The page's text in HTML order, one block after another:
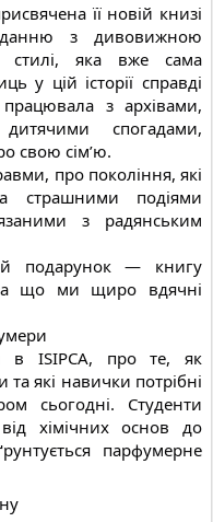
її новій книзі
з дивовижною
стилі, яка вже сама
у цій історії справді
з архівами,
спогадами,
свою сім’ю.
про покоління, які
страшними подіями
з радянським
подарунок — книгу
за що ми щиро вдячні
в ISIPCA, про те, як
які навички потрібні
сьогодні. Студенти
хімічних основ до
парфумерне